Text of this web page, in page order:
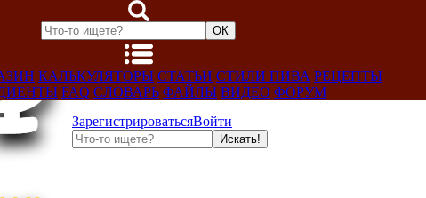
ЗарегистрироватьсяВойти
КАЛЬКУЛЯТОРЫ СТАТЬИ СТИЛИ ПИВА РЕЦЕПТЫ
FAQ СЛОВАРЬ ФАЙЛЫ ВИДЕО ФОРУМ